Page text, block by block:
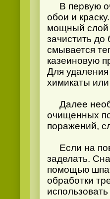
В первую
обои и
мощный слой
зачистить до
смывается
казеиновую
Для
химикаты
Далее
очищенных
поражений,
Если на
заделать.
помощью
обработки